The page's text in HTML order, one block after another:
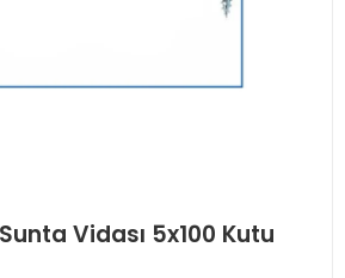
Vidası 5x100 Kutu